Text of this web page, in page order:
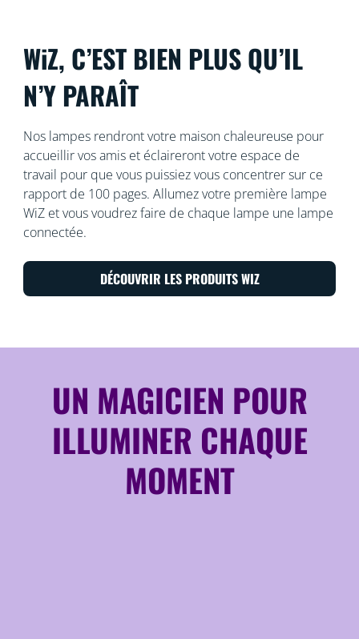
WiZ, C’EST BIEN PLUS QU’IL
N’Y PARAÎT
Nos lampes rendront votre maison chaleureuse pour
accueillir vos amis et éclaireront votre espace de
travail pour que vous puissiez vous concentrer sur ce
rapport de 100 pages. Allumez votre première lampe
WiZ et vous voudrez faire de chaque lampe une lampe
connectée.
DÉCOUVRIR LES PRODUITS WIZ
UN MAGICIEN POUR
ILLUMINER CHAQUE
MOMENT